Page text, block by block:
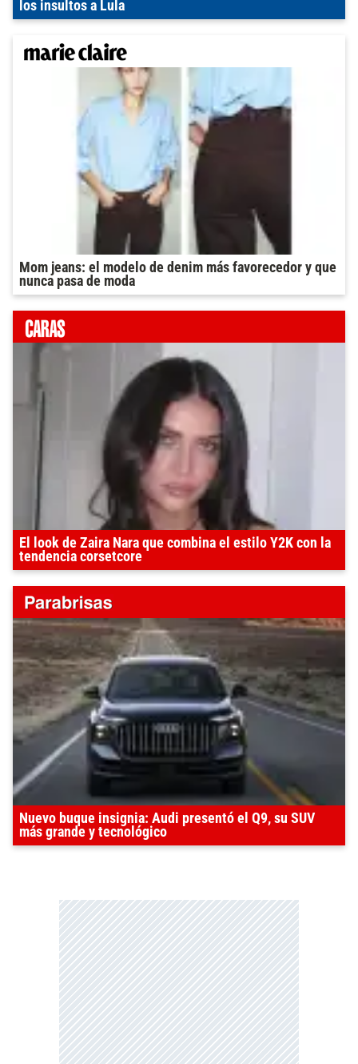
los insultos a Lula
Mom jeans: el modelo de denim más favorecedor y que
nunca pasa de moda
El look de Zaira Nara que combina el estilo Y2K con la
tendencia corsetcore
Nuevo buque insignia: Audi presentó el Q9, su SUV
más grande y tecnológico